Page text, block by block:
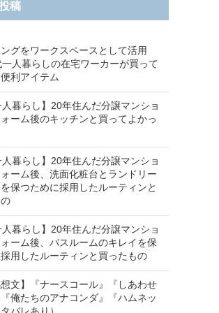
稿
ングをワークスペースとして活用
人暮らしの在宅ワーカーが買って
利アイテム
人暮らし】20年住んだ分譲マンショ
ーム後のキッチンと買ってよかっ
人暮らし】20年住んだ分譲マンショ
ーム後、洗面化粧台とランドリー
保つために採用したルーティンと
人暮らし】20年住んだ分譲マンショ
ーム後、バスルームのキレイを保
用したルーティンと買ったもの
想文】『ナースコール』『しあわせ
俺たちのアナコンダ』『ハムネッ